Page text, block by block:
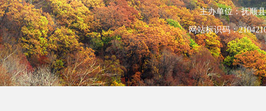
主办单位：抚顺
网站标识码：